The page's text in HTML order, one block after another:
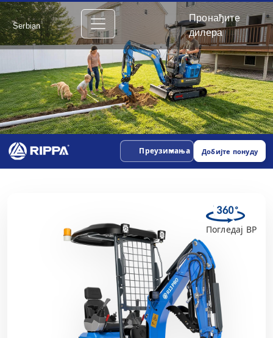
Serbian
Пронађите
дилера
Преузимања Добијте понуду
Погледај ВР